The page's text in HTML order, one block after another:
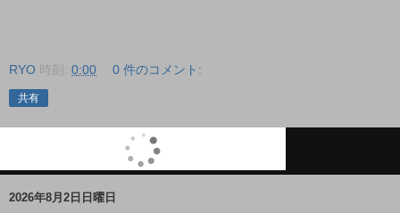
RYO 時刻: 0:00 0 件のコメント:
共有
2026年8月2日日曜日